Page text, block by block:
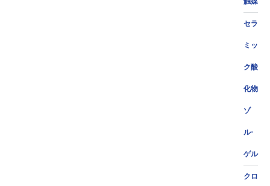
セラ
ミッ
ク酸
化物
ゾ
ル-
ゲル
クロ